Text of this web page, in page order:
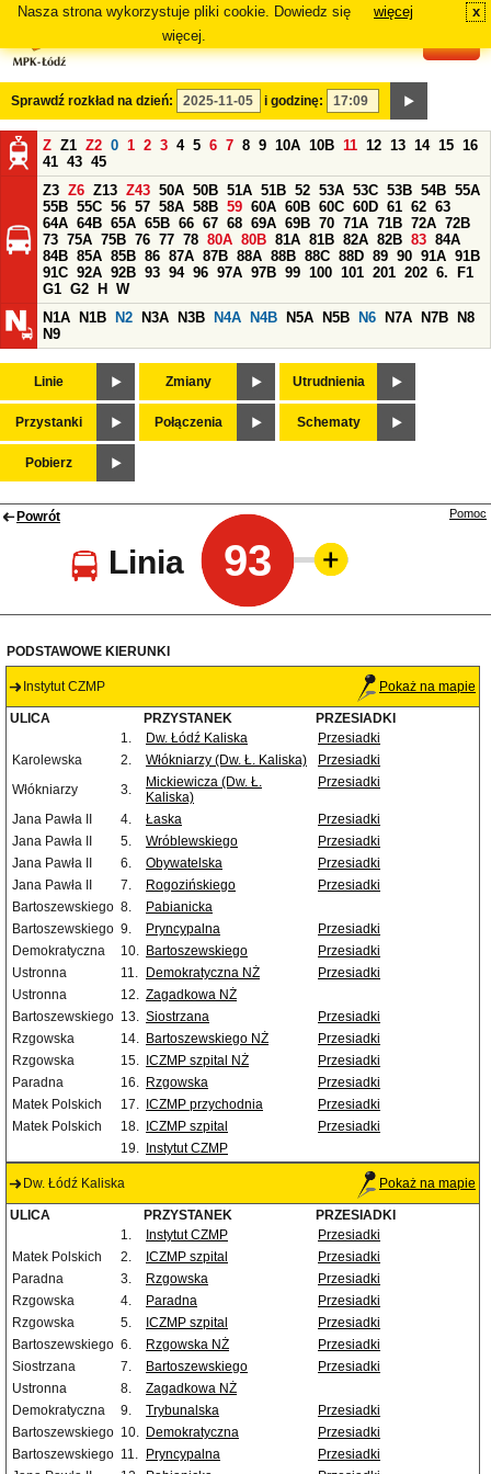
Nasza strona wykorzystuje pliki cookie. Dowiedz się
więcej.
więcej x
Sprawdź rozkład na dzień: i godzinę:
Z Z1 Z2 0 1 2 3 4 5 6 7 8 9 10A 10B 11 12 13 14 15 16
41 43 45
Z3 Z6 Z13 Z43 50A 50B 51A 51B 52 53A 53C 53B 54B 55A
55B 55C 56 57 58A 58B 59 60A 60B 60C 60D 61 62 63
64A 64B 65A 65B 66 67 68 69A 69B 70 71A 71B 72A 72B
73 75A 75B 76 77 78 80A 80B 81A 81B 82A 82B 83 84A
84B 85A 85B 86 87A 87B 88A 88B 88C 88D 89 90 91A 91B
91C 92A 92B 93 94 96 97A 97B 99 100 101 201 202 6.
F1
G1 G2 H
W
N1A
N1B N2 N3A N3B N4A N4B N5A N5B N6 N7A N7B
N8
N9
Linie Zmiany Utrudnienia
Przystanki Połączenia Schematy
Pobierz
Powrót
Linia 93
Pomoc
PODSTAWOWE KIERUNKI
Instytut CZMP Pokaż na mapie
ULICA PRZYSTANEK
PRZESIADKI
1.
Dw. Łódź Kaliska
Przesiadki
Karolewska
2. Włókniarzy (Dw. Ł. Kaliska)
Przesiadki
Włókniarzy
3.
Mickiewicza (Dw. Ł.
Kaliska)
Przesiadki
Jana Pawła II 4. Łaska
Przesiadki
Jana Pawła II
5. Wróblewskiego
Przesiadki
Jana Pawła II
6. Obywatelska
Przesiadki
Jana Pawła II
7. Rogozińskiego
Przesiadki
Bartoszewskiego 8.
Pabianicka
Bartoszewskiego 9. Pryncypalna
Przesiadki
Demokratyczna
10. Bartoszewskiego
Przesiadki
Ustronna
11. Demokratyczna NŻ
Przesiadki
Ustronna
12. Zagadkowa NŻ
Bartoszewskiego 13. Siostrzana
Przesiadki
Rzgowska
14. Bartoszewskiego NŻ
Przesiadki
Rzgowska
15. ICZMP szpital NŻ
Przesiadki
Paradna
16. Rzgowska
Przesiadki
Matek Polskich
17. ICZMP przychodnia
Przesiadki
Matek Polskich
18. ICZMP szpital
Przesiadki
19.
Instytut CZMP
Dw. Łódź Kaliska Pokaż na mapie
ULICA PRZYSTANEK
PRZESIADKI
1.
Instytut CZMP
Przesiadki
Matek Polskich
2. ICZMP szpital
Przesiadki
Paradna
3. Rzgowska
Przesiadki
Rzgowska
4. Paradna
Przesiadki
Rzgowska
5. ICZMP szpital
Przesiadki
Bartoszewskiego 6. Rzgowska NŻ
Przesiadki
Siostrzana
7. Bartoszewskiego
Przesiadki
Ustronna
8.
Zagadkowa NŻ
Demokratyczna
9. Trybunalska
Przesiadki
Bartoszewskiego 10. Demokratyczna
Przesiadki
Bartoszewskiego 11. Pryncypalna
Przesiadki